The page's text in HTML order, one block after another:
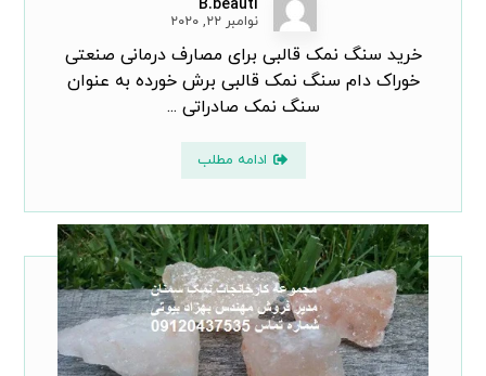
B.beauti
نوامبر ۲۲, ۲۰۲۰
خرید سنگ نمک قالبی برای مصارف درمانی صنعتی
خوراک دام سنگ نمک قالبی برش خورده به عنوان
سنگ نمک صادراتی ...
ادامه مطلب